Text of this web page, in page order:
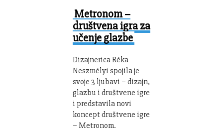
Metronom –
društvena igra za
učenje glazbe
Dizajnerica Réka
Neszmélyi spojila je
svoje 3 ljubavi – dizajn,
glazbu i društvene igre
i predstavila novi
koncept društvene igre
– Metronom.